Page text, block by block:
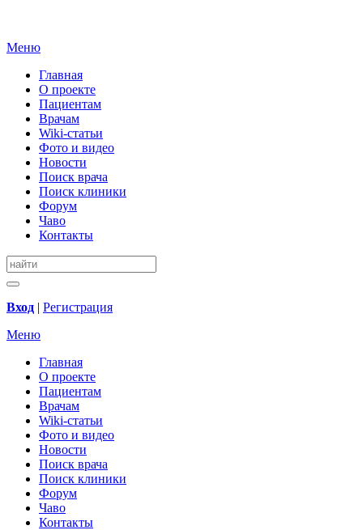
Меню
Главная
О проекте
Пациентам
Врачам
Wiki-статьи
Фото и видео
Новости
Поиск врача
Поиск клиники
Форум
Чаво
Контакты
Вход | Регистрация
Меню
Главная
О проекте
Пациентам
Врачам
Wiki-статьи
Фото и видео
Новости
Поиск врача
Поиск клиники
Форум
Чаво
Контакты